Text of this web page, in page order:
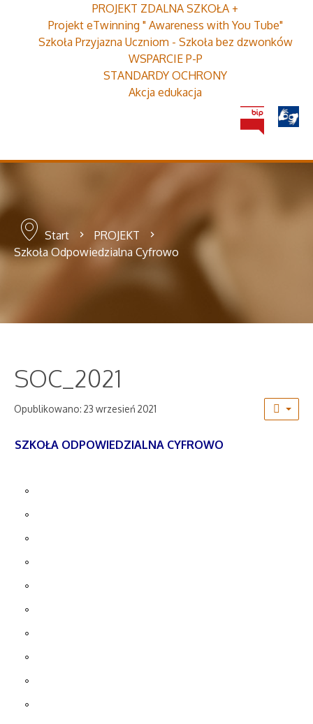
PROJEKT ZDALNA SZKOŁA +
Projekt eTwinning " Awareness with You Tube"
Szkoła Przyjazna Uczniom - Szkoła bez dzwonków
WSPARCIE P-P
STANDARDY OCHRONY
Akcja edukacja
Start
PROJEKT
Szkoła Odpowiedzialna Cyfrowo
SOC_2021
Opublikowano: 23 wrzesień 2021
SZKOŁA ODPOWIEDZIALNA CYFROWO